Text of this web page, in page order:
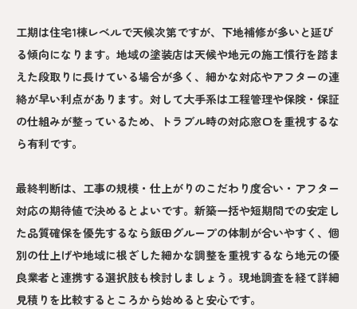
工期は住宅1棟レベルで天候次第ですが、下地補修が多いと延び
る傾向になります。地域の塗装店は天候や地元の施工慣行を踏ま
えた段取りに長けている場合が多く、細かな対応やアフターの連
絡が早い利点があります。対して大手系は工程管理や保険・保証
の仕組みが整っているため、トラブル時の対応窓口を重視するな
ら有利です。
最終判断は、工事の規模・仕上がりのこだわり度合い・アフター
対応の期待値で決めるとよいです。新築一括や短期間での安定し
た品質確保を優先するなら飯田グループの体制が合いやすく、個
別の仕上げや地域に根ざした細かな調整を重視するなら地元の優
良業者と連携する選択肢も検討しましょう。現地調査を経て詳細
見積りを比較するところから始めると安心です。